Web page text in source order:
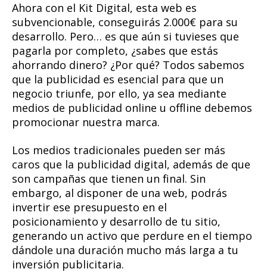
Ahora con el Kit Digital, esta web es
subvencionable, conseguirás 2.000€ para su
desarrollo. Pero… es que aún si tuvieses que
pagarla por completo, ¿sabes que estás
ahorrando dinero? ¿Por qué? Todos sabemos
que la publicidad es esencial para que un
negocio triunfe, por ello, ya sea mediante
medios de publicidad online u offline debemos
promocionar nuestra marca.
Los medios tradicionales pueden ser más
caros que la publicidad digital, además de que
son campañas que tienen un final. Sin
embargo, al disponer de una web, podrás
invertir ese presupuesto en el
posicionamiento y desarrollo de tu sitio,
generando un activo que perdure en el tiempo
dándole una duración mucho más larga a tu
inversión publicitaria.